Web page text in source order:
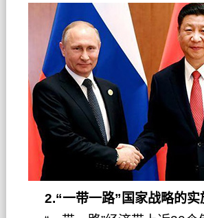
2.“一带一路”国家战略的实